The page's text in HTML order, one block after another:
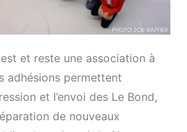
et reste une association à
adhésions permettent
et l’envoi des Le Bond,
de nouveaux